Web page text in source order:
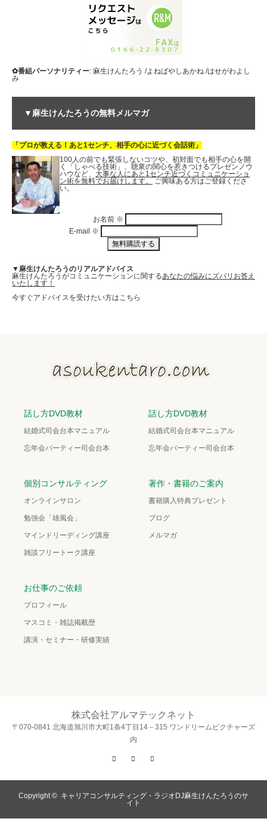
✿番組パーソナリティー: 麻生けんたろう /よねばやしあかね /はせがわよし
み
▼麻生けんたろうの無料メルマガ
「プロが教える！あと1センチ、相手の心に近づく会話術」
100人の前でも緊張しないコツや、初対面でも相手の心を開
く「しゃべる技術」、聴衆の関心を惹きつけるプレゼンノウ
ハウなど、 大事な人にあと1センチ近づくコミュニケーショ
ン術を無料でお届けします。
ご興味ある方はご登録くださ
い。
お名前 ※
E-mail ※
▼麻生けんたろうのリアルアドバイス
麻生けんたろうがコミュニケーションに関するあなたの悩みにズバリお答え
いたします！
今すぐアドバイスを受けたい方はこちら
話し方DVD教材
結婚式司会台本マニュアル
忘年会パーティー司会台本
話し方DVD教材
結婚式司会台本マニュアル
忘年会パーティー司会台本
個別コンサルティング
オンラインサロン
勉強会「雄風会」
マインドリーディング講座
雑談フリートーク講座
著作・書籍のご案内
書籍購入特典プレゼント
ブログ
メルマガ
お仕事のご依頼
プロフィール
マスコミ・雑誌掲載歴
講演・セミナー・研修実績
株式会社アルマテックネット
〒070-0841 北海道旭川市大町1条4丁目14－315 ワンドリームピクチャーズ
内
Twitter
Facebook
Copyright © キャリアコンサルティング・ラジオDJ麻生けんたろうのサ
イト